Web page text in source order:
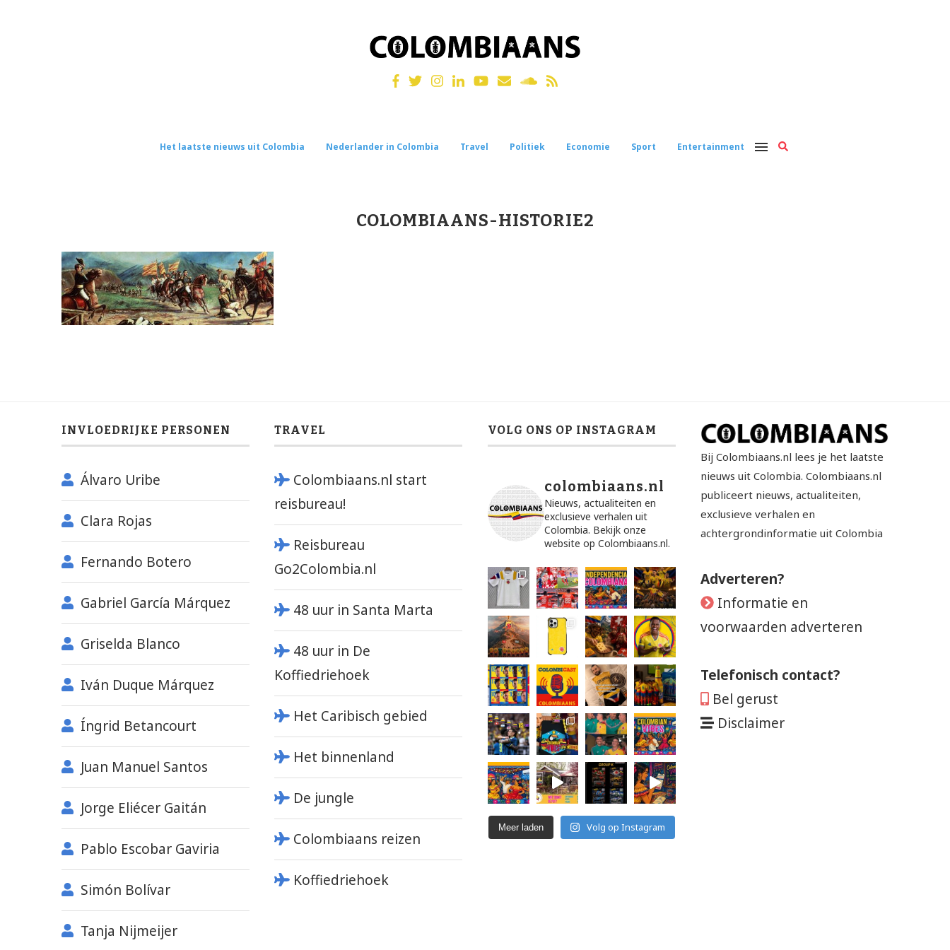
Het laatste nieuws uit Colombia Nederlander in Colombia Travel Politiek Economie Sport Entertainment
COLOMBIAANS-HISTORIE2
INVLOEDRIJKE PERSONEN
Álvaro Uribe
Clara Rojas
Fernando Botero
Gabriel García Márquez
Griselda Blanco
Iván Duque Márquez
Íngrid Betancourt
Juan Manuel Santos
Jorge Eliécer Gaitán
Pablo Escobar Gaviria
Simón Bolívar
Tanja Nijmeijer
TRAVEL
Colombiaans.nl start
reisbureau!
Reisbureau
Go2Colombia.nl
48 uur in Santa Marta
48 uur in De
Koffiedriehoek
Het Caribisch gebied
Het binnenland
De jungle
Colombiaans reizen
Koffiedriehoek
VOLG ONS OP INSTAGRAM
colombiaans.nl
Nieuws, actualiteiten en
exclusieve verhalen uit
Colombia. Bekijk onze
website op Colombiaans.nl.
Meer laden Volg op Instagram
Bij Colombiaans.nl lees je het laatste
nieuws uit Colombia. Colombiaans.nl
publiceert nieuws, actualiteiten,
exclusieve verhalen en
achtergrondinformatie uit Colombia
Adverteren?
Informatie en
voorwaarden adverteren
Telefonisch contact?
Bel gerust
Disclaimer